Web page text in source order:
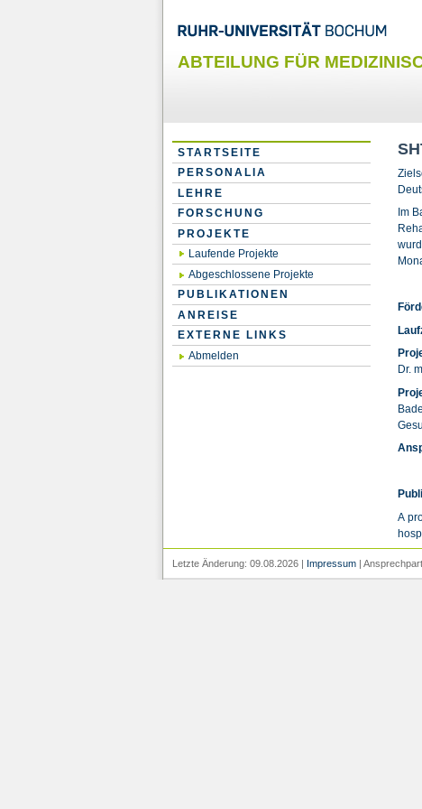
ABTEILUNG FÜR
STARTSEITE
PERSONALIA
LEHRE
FORSCHUNG
PROJEKTE
Laufende Projekte
Abgeschlossene Projekte
PUBLIKATIONEN
ANREISE
EXTERNE LINKS
Abmelden
Im
Dr.
A
Letzte Änderung: 09.08.2026 | Impressum|